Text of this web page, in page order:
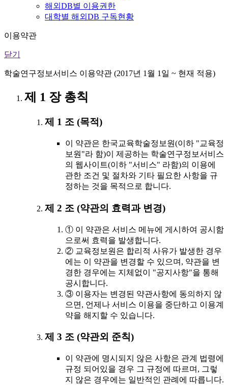
해외DB별 이용권한
대학별 해외DB 구독현황
이용약관
닫기
학술연구정보서비스 이용약관 (2017년 1월 1일 ~ 현재 적용)
제 1 장 총칙
제 1 조 (목적)
이 약관은 한국교육학술정보원(이하 "교육정
보원"라 함)이 제공하는 학술연구정보서비스
의 웹사이트(이하 "서비스" 라함)의 이용에
관한 조건 및 절차와 기타 필요한 사항을 규
정하는 것을 목적으로 합니다.
제 2 조 (약관의 효력과 변경)
① 이 약관은 서비스 메뉴에 게시하여 공시함
으로써 효력을 발생합니다.
② 교육정보원은 합리적 사유가 발생한 경우
에는 이 약관을 변경할 수 있으며, 약관을 변
경한 경우에는 지체없이 "공지사항"을 통해
공시합니다.
③ 이용자는 변경된 약관사항에 동의하지 않
으면, 언제나 서비스 이용을 중단하고 이용계
약을 해지할 수 있습니다.
제 3 조 (약관외 준칙)
이 약관에 명시되지 않은 사항은 관계 법령에
규정 되어있을 경우 그 규정에 따르며, 그렇
지 않은 경우에는 일반적인 관례에 따릅니다.